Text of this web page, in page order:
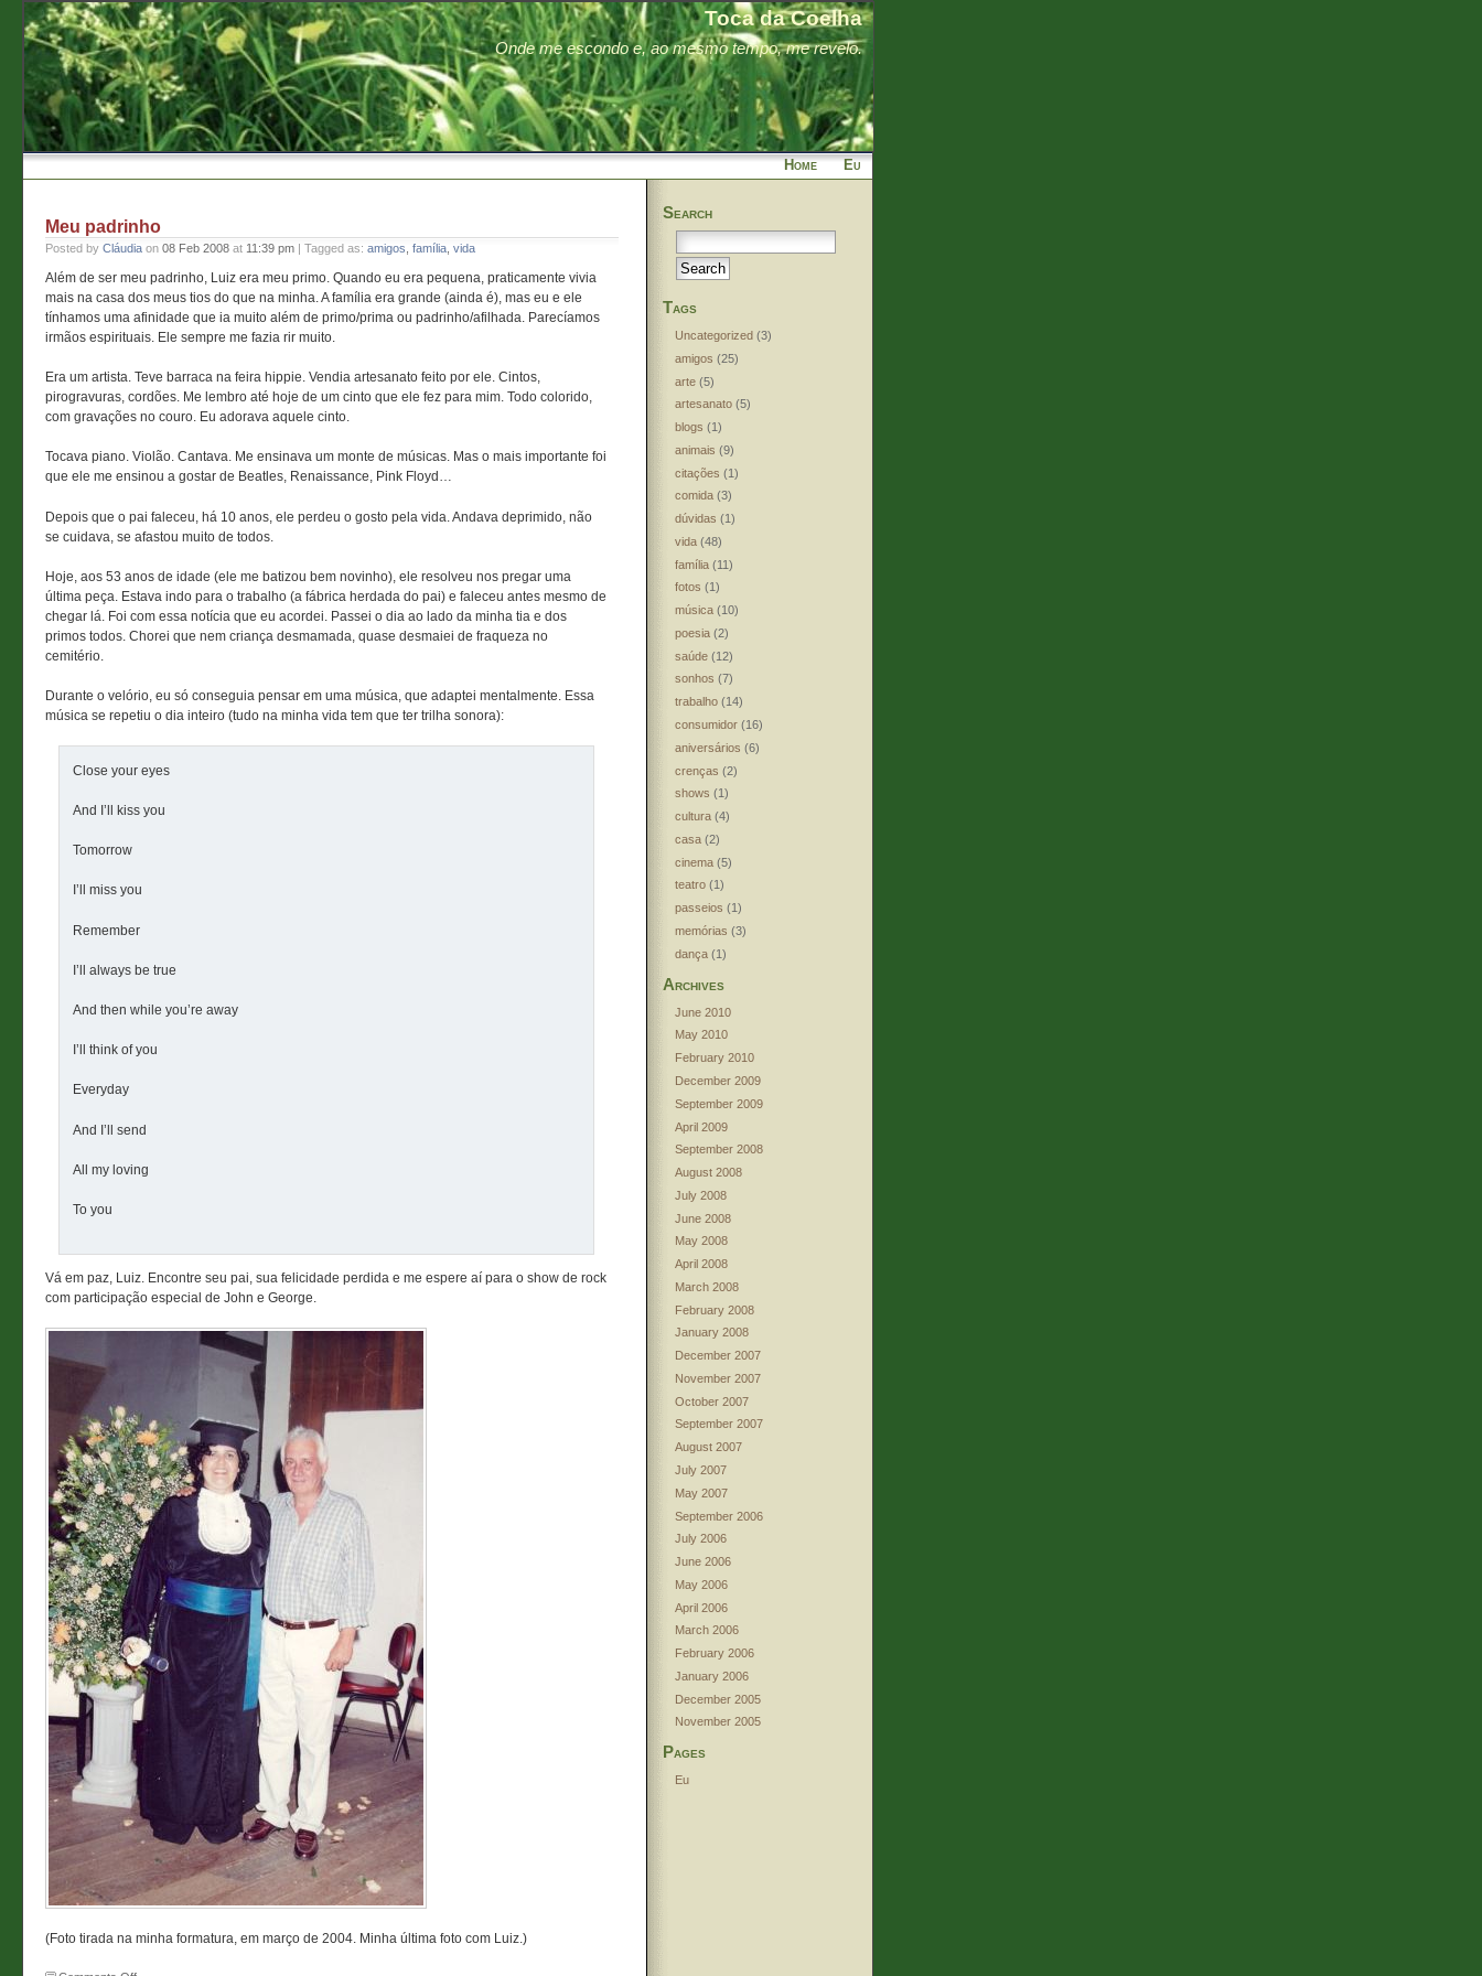
Toca da Coelha
Onde me escondo e, ao mesmo tempo, me revelo.
Home Eu
Meu padrinho
Posted by Cláudia on 08 Feb 2008 at 11:39 pm | Tagged as: amigos família vida
Além de ser meu padrinho, Luiz era meu primo. Quando eu era pequena, praticamente vivia
mais na casa dos meus tios do que na minha. A família era grande (ainda é), mas eu e ele
tínhamos uma afinidade que ia muito além de primo/prima ou padrinho/afilhada. Parecíamos
irmãos espirituais. Ele sempre me fazia rir muito.
Era um artista. Teve barraca na feira hippie. Vendia artesanato feito por ele. Cintos,
pirogravuras, cordões. Me lembro até hoje de um cinto que ele fez para mim. Todo colorido,
com gravações no couro. Eu adorava aquele cinto.
Tocava piano. Violão. Cantava. Me ensinava um monte de músicas. Mas o mais importante foi
que ele me ensinou a gostar de Beatles, Renaissance, Pink Floyd…
Depois que o pai faleceu, há 10 anos, ele perdeu o gosto pela vida. Andava deprimido, não
se cuidava, se afastou muito de todos.
Hoje, aos 53 anos de idade (ele me batizou bem novinho), ele resolveu nos pregar uma
última peça. Estava indo para o trabalho (a fábrica herdada do pai) e faleceu antes mesmo de
chegar lá. Foi com essa notícia que eu acordei. Passei o dia ao lado da minha tia e dos
primos todos. Chorei que nem criança desmamada, quase desmaiei de fraqueza no
cemitério.
Durante o velório, eu só conseguia pensar em uma música, que adaptei mentalmente. Essa
música se repetiu o dia inteiro (tudo na minha vida tem que ter trilha sonora):
Close your eyes
And I’ll kiss you
Tomorrow
I’ll miss you
Remember
I’ll always be true
And then while you’re away
I’ll think of you
Everyday
And I’ll send
All my loving
To you
Vá em paz, Luiz. Encontre seu pai, sua felicidade perdida e me espere aí para o show de rock
com participação especial de John e George.
(Foto tirada na minha formatura, em março de 2004. Minha última foto com Luiz.)
Search
Tags
Uncategorized(3)
amigos (25)
arte(5)
artesanato(5)
blogs (1)
animais (9)
citações (1)
comida(3)
dúvidas (1)
vida(48)
família(11)
fotos (1)
música(10)
poesia(2)
saúde(12)
sonhos (7)
trabalho(14)
consumidor(16)
aniversários (6)
crenças (2)
shows (1)
cultura(4)
casa(2)
cinema(5)
teatro(1)
passeios (1)
memórias (3)
dança(1)
Archives
June 2010
May 2010
February 2010
December 2009
September 2009
April 2009
September 2008
August 2008
July 2008
June 2008
May 2008
April 2008
March 2008
February 2008
January 2008
December 2007
November 2007
October 2007
September 2007
August 2007
July 2007
May 2007
September 2006
July 2006
June 2006
May 2006
April 2006
March 2006
February 2006
January 2006
December 2005
November 2005
Pages
Eu